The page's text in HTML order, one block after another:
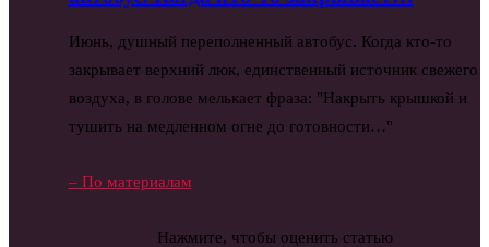
Июнь, душный переполненный автобус. Когда кто-то
закрывает верхний люк, единственный источник свежего
воздуха, в голове мелькает фраза: "Накрыть крышкой и
тушить на медленном огне до готовности…"
– По материалам
Нажмите, чтобы оценить статью